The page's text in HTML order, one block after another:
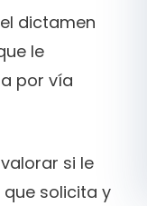
dictamen
le
por vía
si le
solicita y